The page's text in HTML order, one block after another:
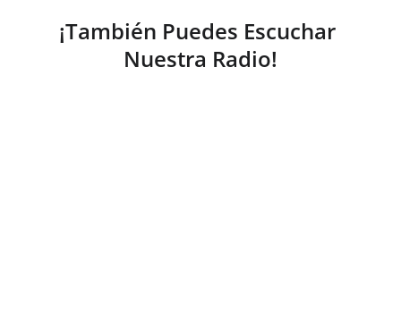
¡También Puedes Escuchar
Nuestra Radio!